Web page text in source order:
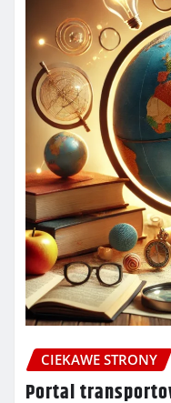
CIEKAWE STRONY
Portal